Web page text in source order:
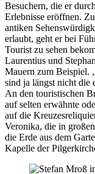
Besuchern, die er
Erlebnisse eröffnen.
antiken
erlaubt, geht er bei
Tourist zu sehen
Laurentius und
Mauern zum Beispiel.
sind ja längst nicht die
An den touristischen
auf selten erwähnte
auf die
Veronika, die in
die Erde aus dem
Kapelle der